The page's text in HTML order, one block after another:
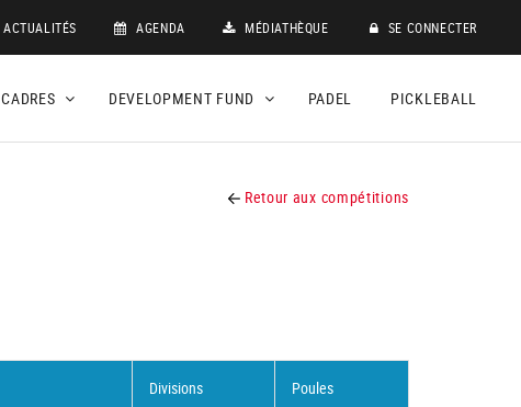
ACTUALITÉS AGENDA MÉDIATHÈQUE SE CONNECTER
CADRES DEVELOPMENT FUND PADEL PICKLEBALL
Retour aux compétitions
Divisions Poules